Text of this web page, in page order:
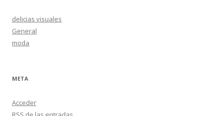
delicias visuales
General
moda
META
Acceder